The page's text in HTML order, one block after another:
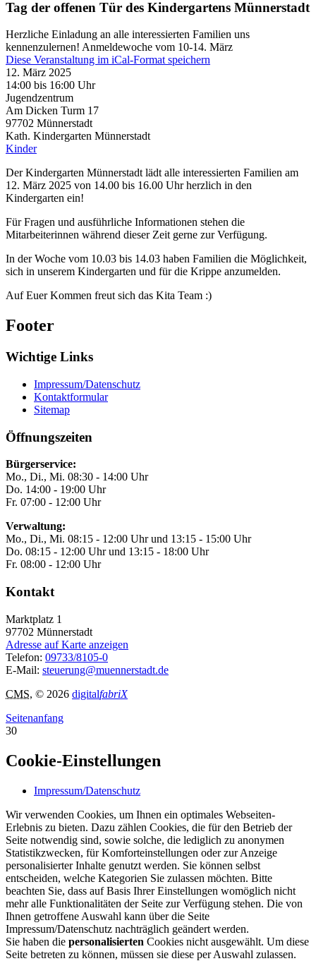
Tag der offenen Tür des Kindergartens Münnerstadt
Herzliche Einladung an alle interessierten Familien uns
kennenzulernen! Anmeldewoche vom 10-14. März
Diese Veranstaltung im iCal-Format speichern
12. März 2025
14:00 bis 16:00 Uhr
Jugendzentrum
Am Dicken Turm 17
97702 Münnerstadt
Kath. Kindergarten Münnerstadt
Kinder
Der Kindergarten Münnerstadt lädt alle interessierten Familien am
12. März 2025 von 14.00 bis 16.00 Uhr herzlich in den
Kindergarten ein!
Für Fragen und ausführliche Informationen stehen die
Mitarbeiterinnen während dieser Zeit gerne zur Verfügung.
In der Woche vom 10.03 bis 14.03 haben Familien die Möglichkeit,
sich in unserem Kindergarten und für die Krippe anzumelden.
Auf Euer Kommen freut sich das Kita Team :)
Footer
Wichtige Links
Impressum/Datenschutz
Kontaktformular
Sitemap
Öffnungszeiten
Bürgerservice:
Mo., Di., Mi. 08:30 - 14:00 Uhr
Do. 14:00 - 19:00 Uhr
Fr. 07:00 - 12:00 Uhr
Verwaltung:
Mo., Di., Mi. 08:15 - 12:00 Uhr und 13:15 - 15:00 Uhr
Do. 08:15 - 12:00 Uhr und 13:15 - 18:00 Uhr
Fr. 08:00 - 12:00 Uhr
Kontakt
Marktplatz 1
97702 Münnerstadt
Adresse auf Karte anzeigen
Telefon: 09733/8105-0
E-Mail: steuerung@muennerstadt.de
CMS, © 2026 digitalfabriX
Seitenanfang
30
Cookie-Einstellungen
Impressum/Datenschutz
Wir verwenden Cookies, um Ihnen ein optimales Webseiten-
Erlebnis zu bieten. Dazu zählen Cookies, die für den Betrieb der
Seite notwendig sind, sowie solche, die lediglich zu anonymen
Statistikzwecken, für Komforteinstellungen oder zur Anzeige
personalisierter Inhalte genutzt werden. Sie können selbst
entscheiden, welche Kategorien Sie zulassen möchten. Bitte
beachten Sie, dass auf Basis Ihrer Einstellungen womöglich nicht
mehr alle Funktionalitäten der Seite zur Verfügung stehen. Die von
Ihnen getroffene Auswahl kann über die Seite
Impressum/Datenschutz nachträglich geändert werden.
Sie haben die personalisierten Cookies nicht ausgewählt. Um diese
Seite betreten zu können, müssen sie diese per Auswahl zulassen.